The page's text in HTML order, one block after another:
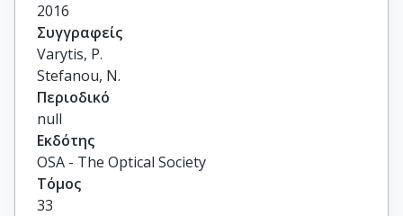
2016
Συγγραφείς
Varytis, P.
Stefanou, N.
Περιοδικό
null
Εκδότης
OSA - The Optical Society
Τόμος
33